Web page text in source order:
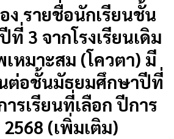
ง รายชื่อนักเรียนชั้น
3 จากโรงเรียนเดิม
หมาะสม (โควตา) มี
ต่อชั้นมัธยมศึกษาปีที่
รเรียนที่เลือก ปีการ
(เพิ่มเติม)